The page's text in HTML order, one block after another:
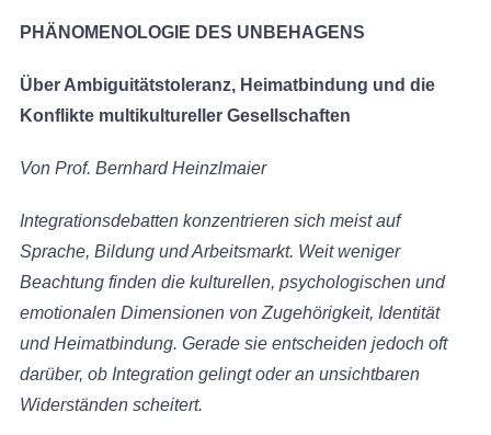
PHÄNOMENOLOGIE DES UNBEHAGENS
Über Ambiguitätstoleranz, Heimatbindung und die
Konflikte multikultureller Gesellschaften
Von Prof. Bernhard Heinzlmaier
Integrationsdebatten konzentrieren sich meist auf
Sprache, Bildung und Arbeitsmarkt. Weit weniger
Beachtung finden die kulturellen, psychologischen und
emotionalen Dimensionen von Zugehörigkeit, Identität
und Heimatbindung. Gerade sie entscheiden jedoch oft
darüber, ob Integration gelingt oder an unsichtbaren
Widerständen scheitert.